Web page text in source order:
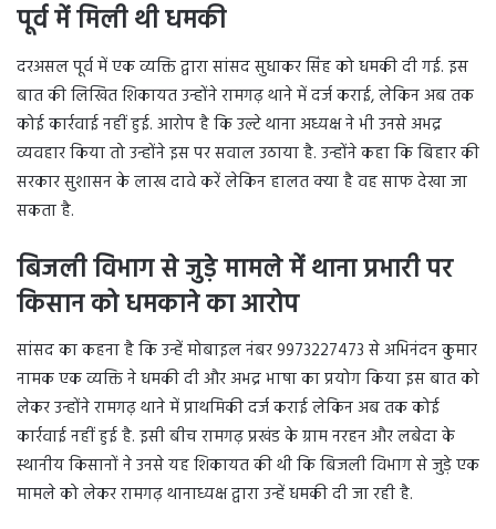
पूर्व में मिली थी धमकी
दरअसल पूर्व में एक व्यक्ति द्वारा सांसद सुधाकर सिंह को धमकी दी गई. इस
बात की लिखित शिकायत उन्होंने रामगढ़ थाने में दर्ज कराई, लेकिन अब तक
कोई कार्रवाई नहीं हुई. आरोप है कि उल्टे थाना अध्यक्ष ने भी उनसे अभद्र
व्यवहार किया तो उन्होंने इस पर सवाल उठाया है. उन्होंने कहा कि बिहार की
सरकार सुशासन के लाख दावे करें लेकिन हालत क्या है वह साफ देखा जा
सकता है.
बिजली विभाग से जुड़े मामले में थाना प्रभारी पर
किसान को धमकाने का आरोप
सांसद का कहना है कि उन्हें मोबाइल नंबर 9973227473 से अभिनंदन कुमार
नामक एक व्यक्ति ने धमकी दी और अभद्र भाषा का प्रयोग किया इस बात को
लेकर उन्होंने रामगढ़ थाने में प्राथमिकी दर्ज कराई लेकिन अब तक कोई
कार्रवाई नहीं हुई है. इसी बीच रामगढ़ प्रखंड के ग्राम नरहन और लबेदा के
स्थानीय किसानों ने उनसे यह शिकायत की थी कि बिजली विभाग से जुड़े एक
मामले को लेकर रामगढ़ थानाध्यक्ष द्वारा उन्हें धमकी दी जा रही है.